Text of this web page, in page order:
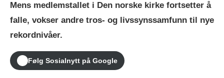
Mens medlemstallet i Den norske kirke fortsetter å
falle, vokser andre tros- og livssynssamfunn til nye
rekordnivåer.
Følg Sosialnytt på Google